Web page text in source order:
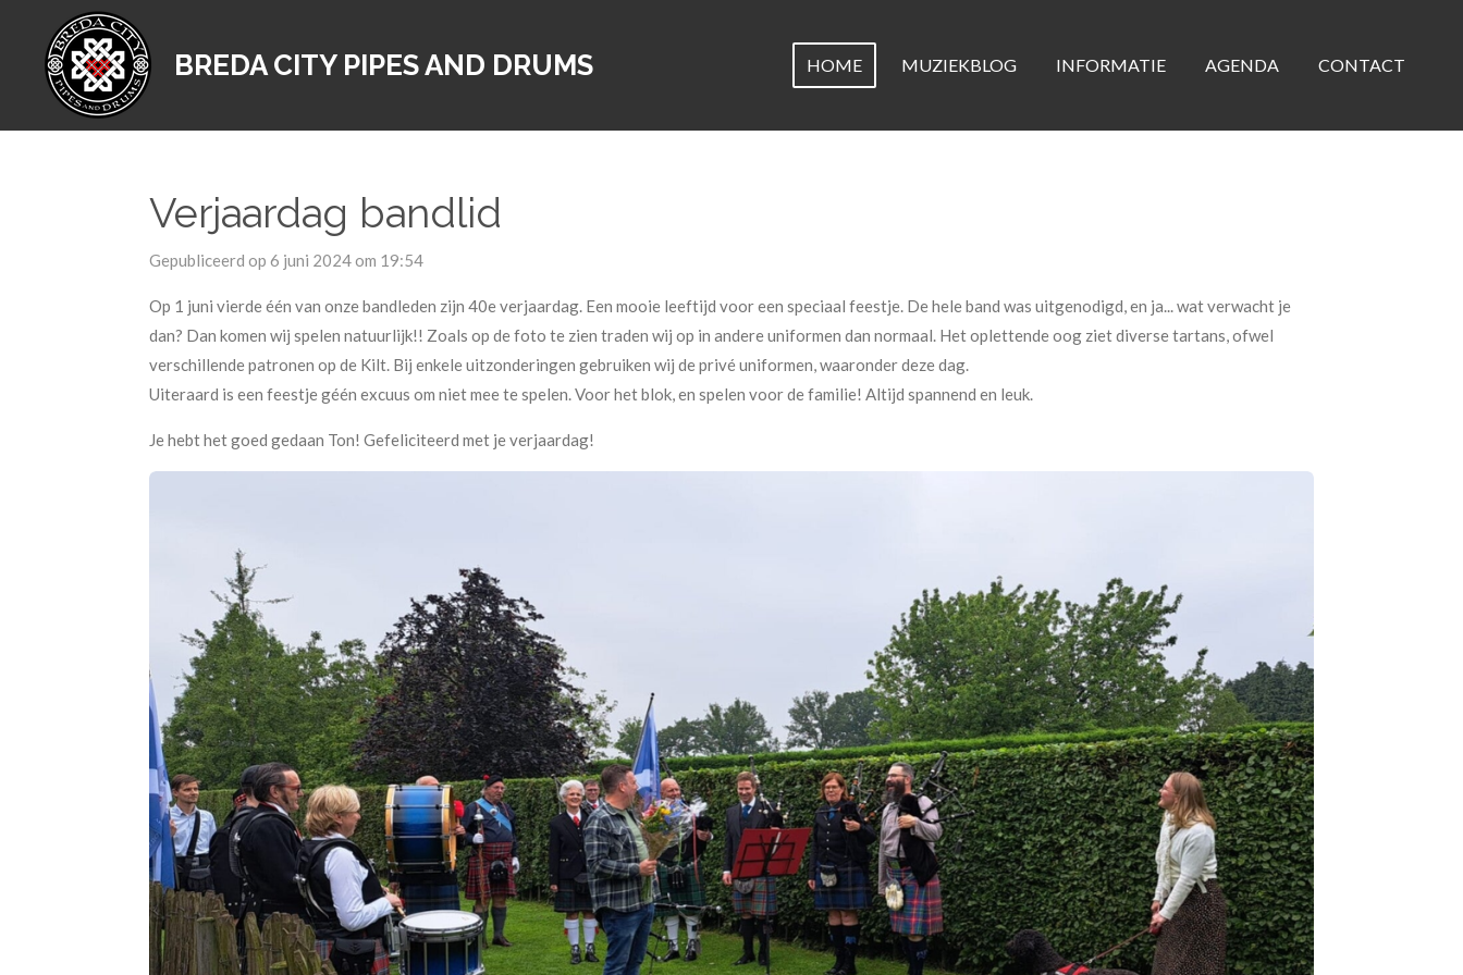
direct
BREDA CITY PIPES AND DRUMS HOME MUZIEKBLOG INFORMATIE AGENDA CONTACT
Verjaardag bandlid
Gepubliceerd op 6 juni 2024 om 19:54
Op 1 juni vierde één van onze bandleden zijn 40e verjaardag. Een mooie leeftijd voor een speciaal feestje. De hele band was uitgenodigd, en ja... wat verwacht je
dan? Dan komen wij spelen natuurlijk!! Zoals op de foto te zien traden wij op in andere uniformen dan normaal. Het oplettende oog ziet diverse tartans, ofwel
verschillende patronen op de Kilt. Bij enkele uitzonderingen gebruiken wij de privé uniformen, waaronder deze dag.
Uiteraard is een feestje géén excuus om niet mee te spelen. Voor het blok, en spelen voor de familie! Altijd spannend en leuk.
Je hebt het goed gedaan Ton! Gefeliciteerd met je verjaardag!